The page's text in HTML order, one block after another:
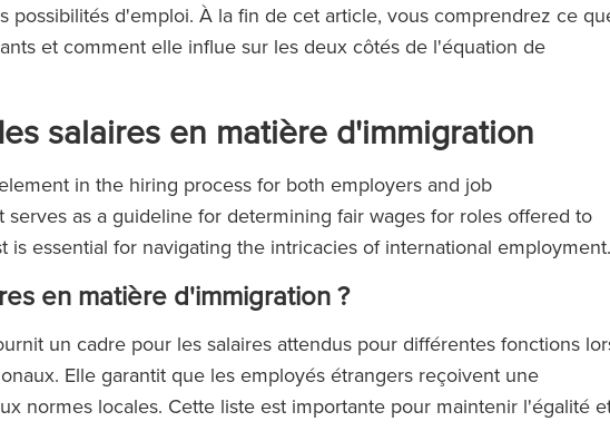
possibilités d'emploi. À la fin de cet article, vous comprendrez ce
et comment elle influe sur les deux côtés de l'équation de
salaires en matière d'immigration
in the hiring process for both employers and job
serves as a guideline for determining fair wages for roles offered to
essential for navigating the intricacies of international employment.
en matière d'immigration ?
un cadre pour les salaires attendus pour différentes fonctions
Elle garantit que les employés étrangers reçoivent une
normes locales. Cette liste est importante pour maintenir l'égalité